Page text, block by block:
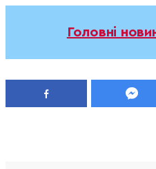
Головні